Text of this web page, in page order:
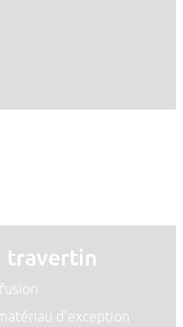
travertin
d’exception